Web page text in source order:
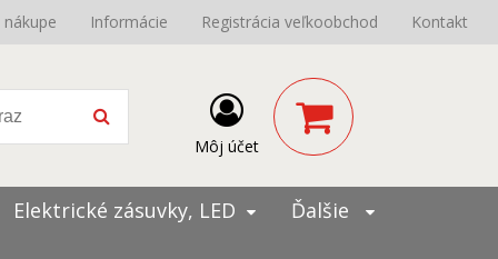
Informácie Registrácia veľkoobchod Kontakt
Môj účet
Elektrické zásuvky, LED Ďalšie